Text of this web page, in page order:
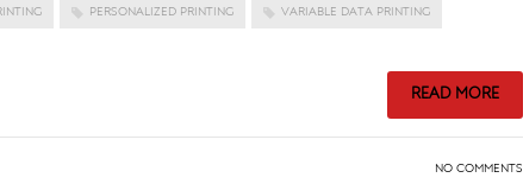
PERSONALIZED PRINTING VARIABLE DATA PRINTING
READ MORE
NO COMMENTS